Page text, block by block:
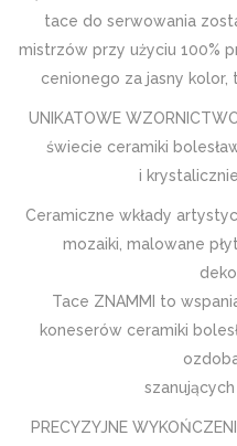
tace do serwowania
mistrzów przy użyciu 100%
cenionego za jasny
UNIKATOWE
świecie ceramiki
i
Ceramiczne wkłady
mozaiki, malowane
Tace ZNAMMI to
koneserów ceramiki
szanujących
PRECYZYJNE